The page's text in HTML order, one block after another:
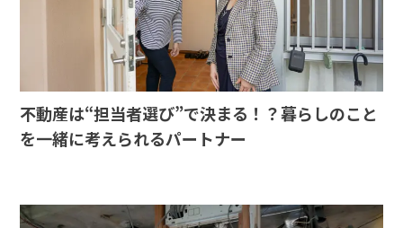
不動産は“担当者選び”で決まる！？暮らしのこと
を一緒に考えられるパートナー